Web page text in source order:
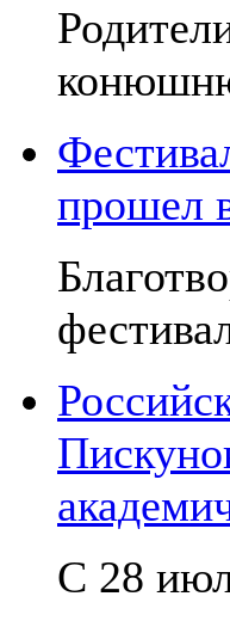
прошел
С 28